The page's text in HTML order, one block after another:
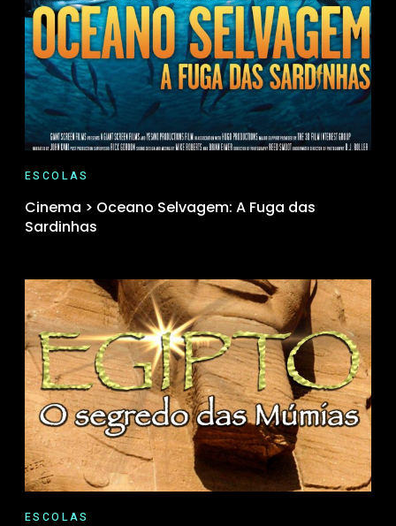
ESCOLAS
Cinema > Oceano Selvagem: A Fuga das
Sardinhas
ESCOLAS